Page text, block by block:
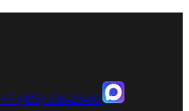
+7 (495) 136-23-00